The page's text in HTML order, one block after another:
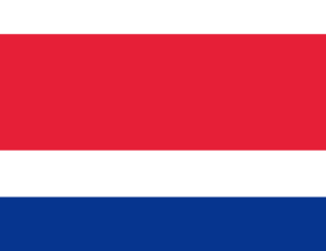
Trasferimenti di denaro